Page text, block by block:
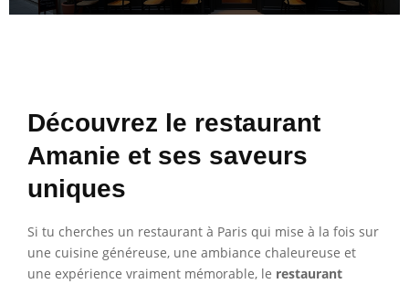
Découvrez le restaurant
Amanie et ses saveurs
uniques
Si tu cherches un restaurant à Paris qui mise à la fois sur
une cuisine généreuse, une ambiance chaleureuse et
une expérience vraiment mémorable, le restaurant